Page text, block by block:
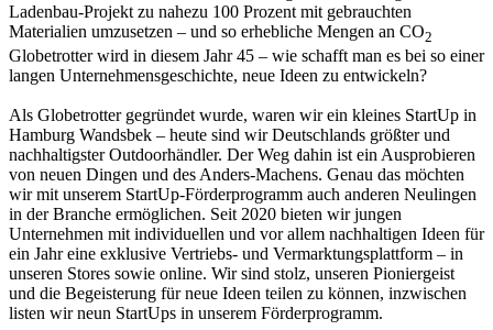
Ladenbau-Projekt zu nahezu 100 Prozent mit gebrauchten
Materialien umzusetzen – und so erhebliche Mengen an CO2
Globetrotter wird in diesem Jahr 45 – wie schafft man es bei so einer
langen Unternehmensgeschichte, neue Ideen zu entwickeln?
Als Globetrotter gegründet wurde, waren wir ein kleines StartUp in
Hamburg Wandsbek – heute sind wir Deutschlands größter und
nachhaltigster Outdoorhändler. Der Weg dahin ist ein Ausprobieren
von neuen Dingen und des Anders-Machens. Genau das möchten
wir mit unserem StartUp-Förderprogramm auch anderen Neulingen
in der Branche ermöglichen. Seit 2020 bieten wir jungen
Unternehmen mit individuellen und vor allem nachhaltigen Ideen für
ein Jahr eine exklusive Vertriebs- und Vermarktungsplattform – in
unseren Stores sowie online. Wir sind stolz, unseren Pioniergeist
und die Begeisterung für neue Ideen teilen zu können, inzwischen
listen wir neun StartUps in unserem Förderprogramm.